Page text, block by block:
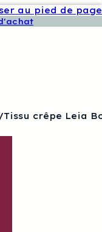
au pied de page
/Tissu crêpe Leia